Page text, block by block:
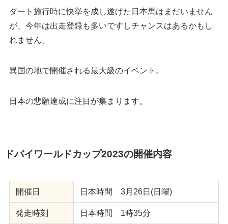
ダート施行時に快挙を成し遂げた日本馬はまだいません
が、今年は出走登録も多いですしチャンスはあるかもし
れません。
異国の地で開催される最大級のイベント。
日本の悲願達成に注目が集まります。
ドバイワールドカップ2023の開催内容
開催日 日本時間 3月26日(日曜)
発走時刻 日本時間 1時35分